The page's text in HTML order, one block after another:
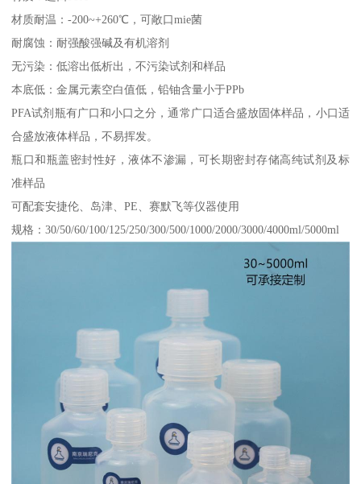
材质耐温：-200~+260℃，可敞口mie菌
耐腐蚀：耐强酸强碱及有机溶剂
无污染：低溶出低析出，不污染试剂和样品
本底低：金属元素空白值低，铅铀含量小于PPb
PFA试剂瓶有广口和小口之分，通常广口适合盛放固体样品，小口适
合盛放液体样品，不易挥发。
瓶口和瓶盖密封性好，液体不渗漏，可长期密封存储高纯试剂及标
准样品
可配套安捷伦、岛津、PE、赛默飞等仪器使用
规格：30/50/60/100/125/250/300/500/1000/2000/3000/4000ml/5000ml